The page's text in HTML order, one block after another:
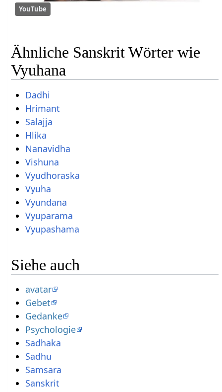
YouTube
Ähnliche Sanskrit Wörter wie
Vyuhana
Dadhi
Hrimant
Salajja
Hlika
Nanavidha
Vishuna
Vyudhoraska
Vyuha
Vyundana
Vyuparama
Vyupashama
Siehe auch
avatar
Gebet
Gedanke
Psychologie
Sadhaka
Sadhu
Samsara
Sanskrit